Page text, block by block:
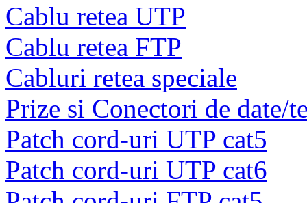
Cablu retea UTP
Cablu retea FTP
Cabluri retea speciale
Prize si Conectori de date/
Patch cord-uri UTP cat5
Patch cord-uri UTP cat6